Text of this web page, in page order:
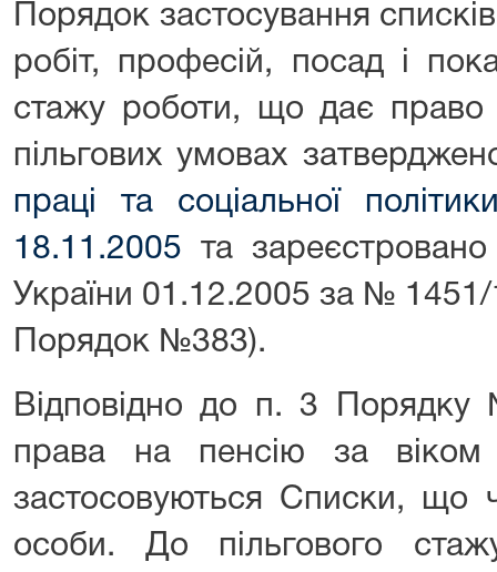
Порядок застосування
робіт, професій, посад і
стажу роботи, що дає право
пільгових умовах
праці та соціальної
18.11.2005 та зареєстровано
України 01.12.2005 за № 1451/
Порядок №383).
Відповідно до п. 3
права на пенсію за віком
застосовуються Списки, що
особи. До пільгового